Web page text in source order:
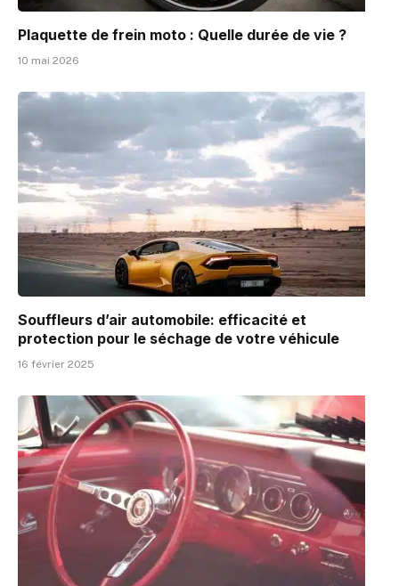
Plaquette de frein moto : Quelle durée de vie ?
10 mai 2026
Souffleurs d’air automobile: efficacité et
protection pour le séchage de votre véhicule
16 février 2025